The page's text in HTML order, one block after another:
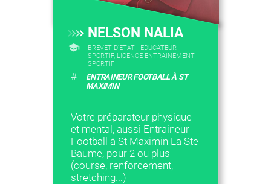
NELSON NALIA
BREVET D'ETAT - EDUCATEUR
SPORTIF, LICENCE ENTRAINEMENT
SPORTIF
#
ENTRAINEUR FOOTBALL À ST
MAXIMIN
Votre préparateur physique
et mental, aussi Entraineur
Football à St Maximin La Ste
Baume, pour 2 ou plus
(course, renforcement,
stretching...)